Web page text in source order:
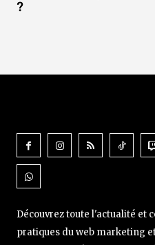
?
Découvrez toute l'actualité et
pratiques du web marketing